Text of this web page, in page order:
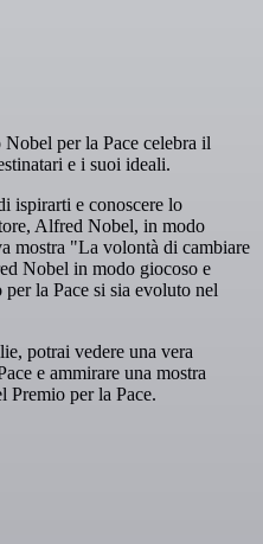
per la Pace celebra il
e i suoi ideali.
ispirarti e conoscere lo
Alfred Nobel, in modo
mostra "La volontà di cambiare
Nobel in modo giocoso e
la Pace si sia evoluto nel
potrai vedere una vera
e ammirare una mostra
per la Pace.